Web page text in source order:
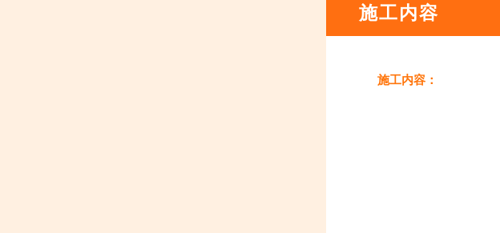
施工内容
施工内容：